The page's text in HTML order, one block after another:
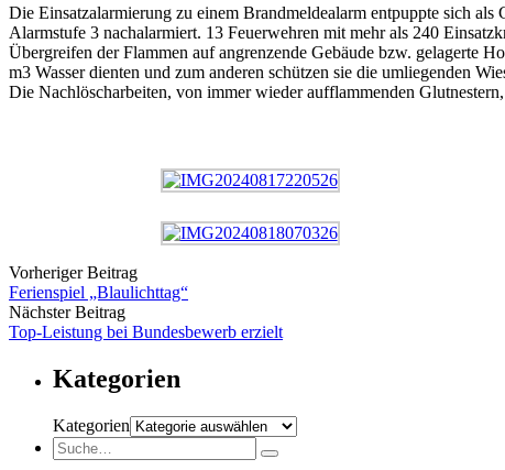
Die Einsatzalarmierung zu einem Brandmeldealarm entpuppte sich
Alarmstufe 3 nachalarmiert. 13 Feuerwehren mit mehr als 240
Übergreifen der Flammen auf angrenzende Gebäude bzw. gelagerte
m3 Wasser dienten und zum anderen schützen sie die umliegenden
Die Nachlöscharbeiten, von immer wieder aufflammenden
Vorheriger Beitrag
Ferienspiel „Blaulichttag“
Nächster Beitrag
Top-Leistung bei Bundesbewerb erzielt
Kategorien
Kategorien